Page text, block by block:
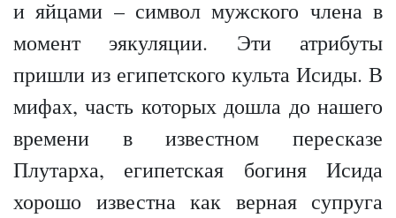
и яйцами – символ мужского члена в
момент эякуляции. Эти атрибуты
пришли из египетского культа Исиды. В
мифах, часть которых дошла до нашего
времени в известном пересказе
Плутарха, египетская богиня Исида
хорошо известна как верная супруга